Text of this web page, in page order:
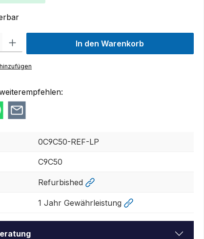
gewünschten Wert ein oder benutze die Schaltflächen um die
In den Warenkorb
0C9C50-REF-LP
C9C50
Refurbished
1 Jahr Gewährleistung